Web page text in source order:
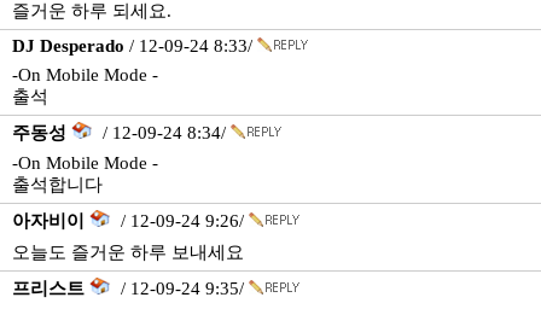
즐거운 하루 되세요.
DJ Desperado / 12-09-24 8:33/
-On Mobile Mode -
출석
주동성
/ 12-09-24 8:34/
-On Mobile Mode -
출석합니다
아자비이
/ 12-09-24 9:26/
오늘도 즐거운 하루 보내세요
프리스트
/ 12-09-24 9:35/